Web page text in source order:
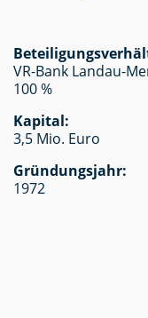
VR-Bank Landau-
100 %
Kapital:
3,5 Mio. Euro
Gründungsjahr:
1972